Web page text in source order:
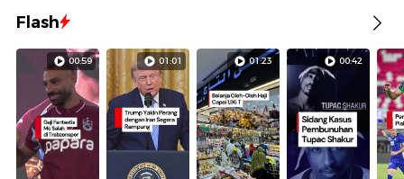
Flash
00:59 01:01 01:23 00:42